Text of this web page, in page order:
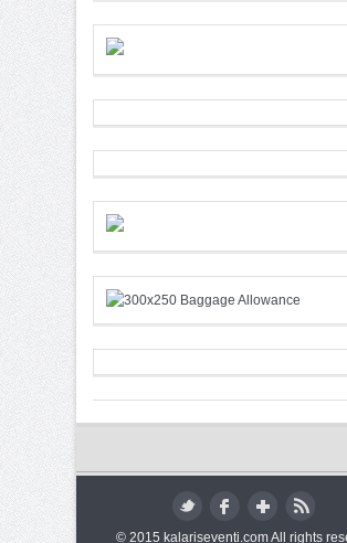
© 2015 kalariseventi.com All rights